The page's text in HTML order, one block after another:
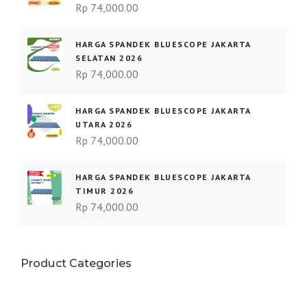
Rp 74,000.00
HARGA SPANDEK BLUESCOPE JAKARTA
SELATAN 2026
Rp 74,000.00
HARGA SPANDEK BLUESCOPE JAKARTA
UTARA 2026
Rp 74,000.00
HARGA SPANDEK BLUESCOPE JAKARTA
TIMUR 2026
Rp 74,000.00
Product Categories